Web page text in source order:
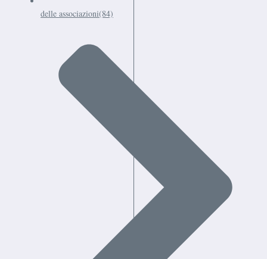
delle associazioni(84)